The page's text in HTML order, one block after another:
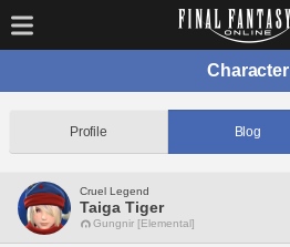
Character
Profile Blog
Cruel Legend
Taiga Tiger
Gungnir [Elemental]